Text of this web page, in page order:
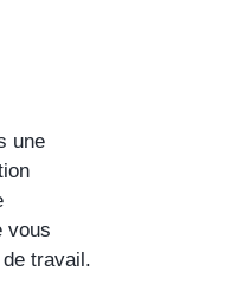
une
vous
travail.